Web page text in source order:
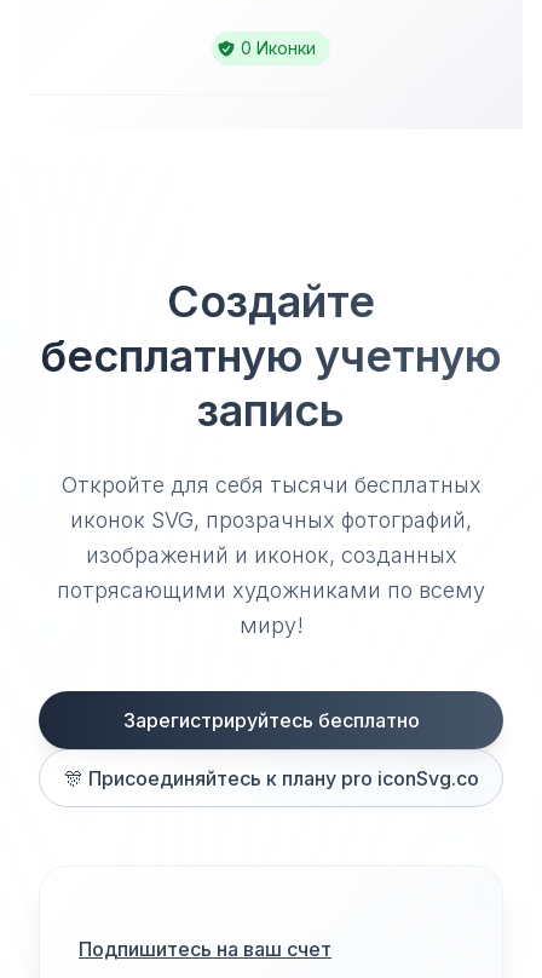
0 Иконки
Создайте
бесплатную учетную
запись
Откройте для себя тысячи бесплатных
иконок SVG, прозрачных фотографий,
изображений и иконок, созданных
потрясающими художниками по всему
миру!
Зарегистрируйтесь бесплатно
🎊 Присоединяйтесь к плану pro iconSvg.co
Подпишитесь на ваш счет